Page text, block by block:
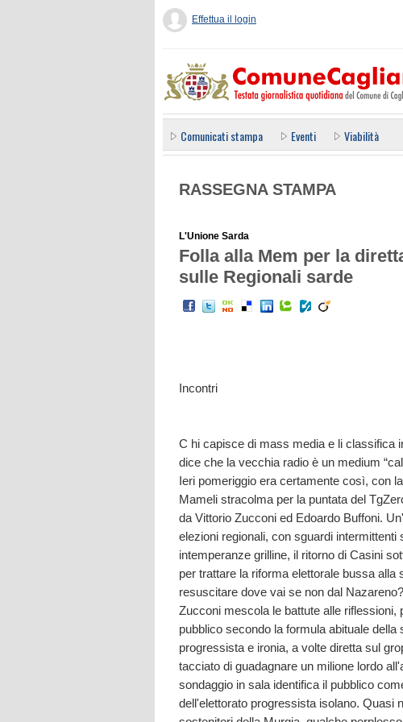
Effettua il login
Comunicati stampa Eventi Viabilità
RASSEGNA STAMPA
L'Unione Sarda
Folla alla Mem per la
sulle Regionali sarde
Incontri
C hi capisce di mass media e li classifica
dice che la vecchia radio è un medium
Ieri pomeriggio era certamente così, con
Mameli stracolma per la puntata del
da Vittorio Zucconi ed Edoardo Buffoni.
elezioni regionali, con sguardi intermittenti
intemperanze grilline, il ritorno di Casini
per trattare la riforma elettorale bussa alla
resuscitare dove vai se non dal
Zucconi mescola le battute alle riflessioni,
pubblico secondo la formula abituale
progressista e ironia, a volte diretta sul
tacciato di guadagnare un milione lordo
sondaggio in sala identifica il pubblico
dell'elettorato progressista isolano. Quasi